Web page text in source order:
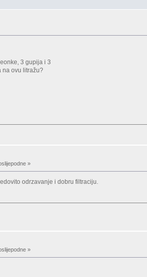
3 gupija i 3
na ovu litražu?
»
odrzavanje i dobru filtraciju.
»